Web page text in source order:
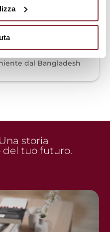
fermi in metallo
dal Bangladesh
Una storia
del tuo futuro.